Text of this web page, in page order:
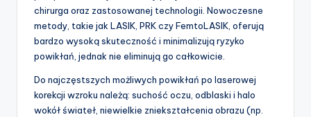
chirurga oraz zastosowanej technologii. Nowoczesne
metody, takie jak LASIK, PRK czy FemtoLASIK, oferują
bardzo wysoką skuteczność i minimalizują ryzyko
powikłań, jednak nie eliminują go całkowicie.
Do najczęstszych możliwych powikłań po laserowej
korekcji wzroku należą: suchość oczu, odblaski i halo
wokół świateł, niewielkie zniekształcenia obrazu (np.